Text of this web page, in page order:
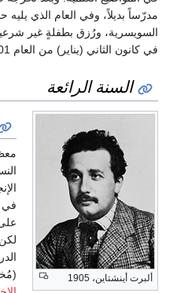
مدرّساً بديلاً، وفي العام الذي
السويسرية، ورُزق بطفلةٍ غير
في كانون الثاني (يناير) من العام 1901.
السنة الرائعة
ألبرت أينشتاين، 1905
في